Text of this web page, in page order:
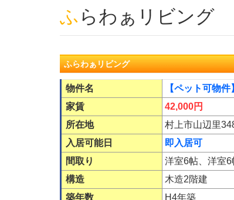
ふらわぁリビング
ふらわぁリビング
物件名
【ペット可物
家賃
42,000円
所在地
村上市山辺里
入居可能日
即入居可
間取り
洋室6帖、洋室6
構造
木造2階建
築年数
H4年築